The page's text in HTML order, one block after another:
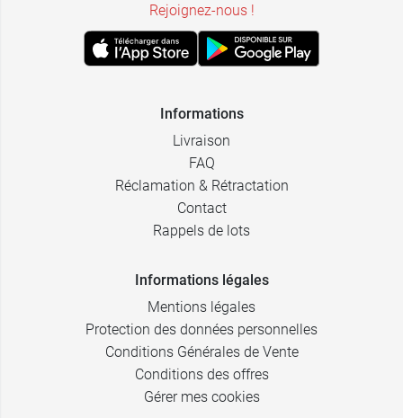
Rejoignez-nous !
Informations
Livraison
FAQ
Réclamation & Rétractation
Contact
Rappels de lots
Informations légales
Mentions légales
Protection des données personnelles
Conditions Générales de Vente
Conditions des offres
Gérer mes cookies